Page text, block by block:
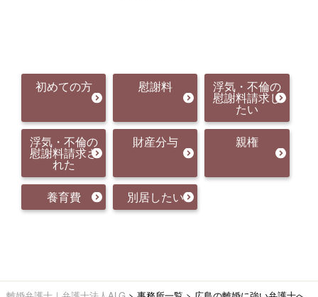
初めての方 慰謝料 浮気・不倫の
慰謝料請求し
たい
浮気・不倫の
慰謝料請求さ
れた
財産分与 親権
養育費 別居したい